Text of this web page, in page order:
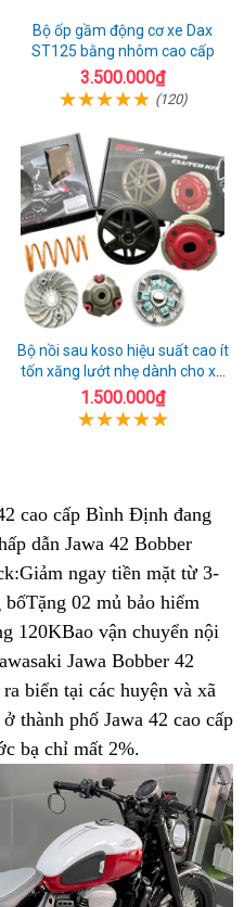
Bộ ốp gầm động cơ xe Dax
ST125 bằng nhôm cao cấp
3.500.000₫
(120)
Bộ nồi sau koso hiệu suất cao ít
tốn xăng lướt nhẹ dành cho xe
honda AIrblade 150
1.500.000₫
cao cấp Bình Định đang
dẫn Jawa 42 Bobber
ngay tiền mặt từ 3-
bốthảo
luận
Tặng 02 mủ bảo hiểm
120Kthanh
lý
Bao vận chuyển nội
Jawa Bobber 42
biển Jawa
42
hàng
chuẩn
ở
Bình
Định
tại các huyện và xã
thành phố Jawa
42
hàng
chuẩn
ở
Bình
Định
Jawa 42 cao cấp
bạ chỉ mất 2%lý
do
nên
mua
Jawa
42
.